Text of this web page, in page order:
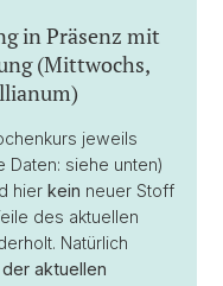
in Präsenz mit
(Mittwochs,
jeweils
Daten: siehe unten)
hier kein neuer Stoff
des aktuellen
Natürlich
aktuellen